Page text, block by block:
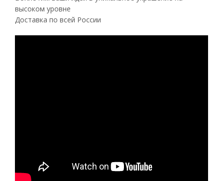
высоком уровне
Доставка по всей России